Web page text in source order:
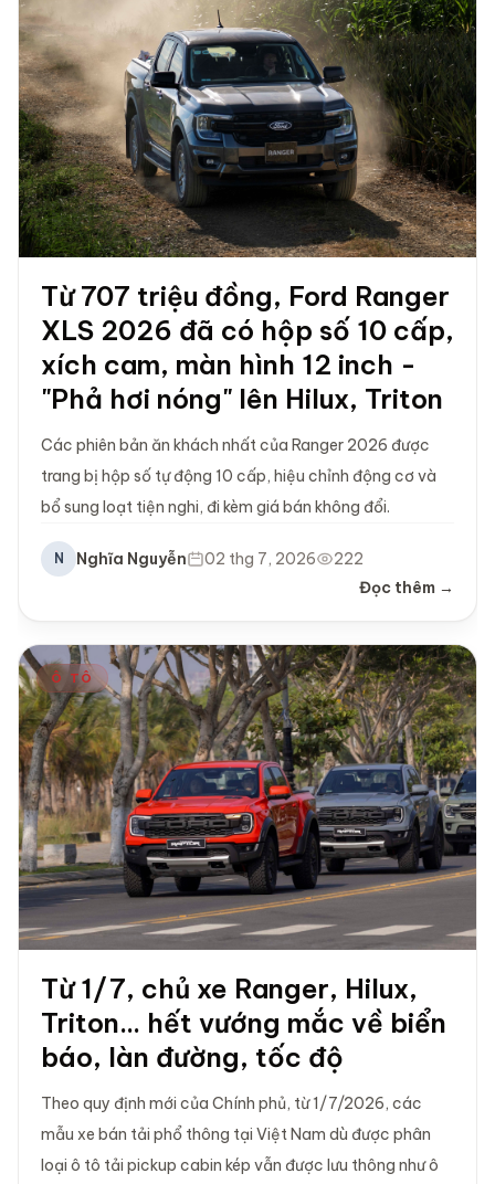
Từ 707 triệu đồng, Ford Ranger
XLS 2026 đã có hộp số 10 cấp,
xích cam, màn hình 12 inch -
"Phả hơi nóng" lên Hilux, Triton
Các phiên bản ăn khách nhất của Ranger 2026 được
trang bị hộp số tự động 10 cấp, hiệu chỉnh động cơ và
bổ sung loạt tiện nghi, đi kèm giá bán không đổi.
N Nghĩa Nguyễn 02 thg 7, 2026
222
Đọc thêm →
Ô TÔ
Từ 1/7, chủ xe Ranger, Hilux,
Triton... hết vướng mắc về biển
báo, làn đường, tốc độ
Theo quy định mới của Chính phủ, từ 1/7/2026, các
mẫu xe bán tải phổ thông tại Việt Nam dù được phân
loại ô tô tải pickup cabin kép vẫn được lưu thông như ô